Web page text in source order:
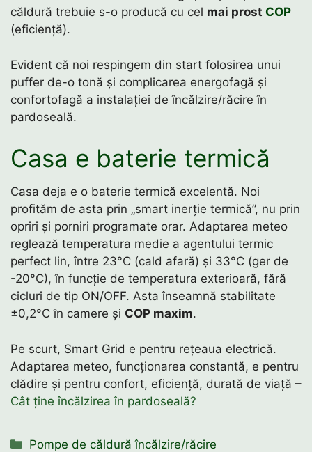
căldură trebuie s-o producă cu cel mai prost COP
(eficiență).
Evident că noi respingem din start folosirea unui
puffer de-o tonă și complicarea energofagă și
confortofagă a instalației de încălzire/răcire în
pardoseală.
Casa e baterie termică
Casa deja e o baterie termică excelentă. Noi
profităm de asta prin „smart inerție termică”, nu prin
opriri și porniri programate orar. Adaptarea meteo
reglează temperatura medie a agentului termic
perfect lin, între 23°C (cald afară) și 33°C (ger de
-20°C), în funcție de temperatura exterioară, fără
cicluri de tip ON/OFF. Asta înseamnă stabilitate
±0,2°C în camere și COP maxim.
Pe scurt, Smart Grid e pentru rețeaua electrică.
Adaptarea meteo, funcționarea constantă, e pentru
clădire și pentru confort, eficiență, durată de viață –
Cât ține încălzirea în pardoseală?
Categorii
Pompe de căldură încălzire/răcire